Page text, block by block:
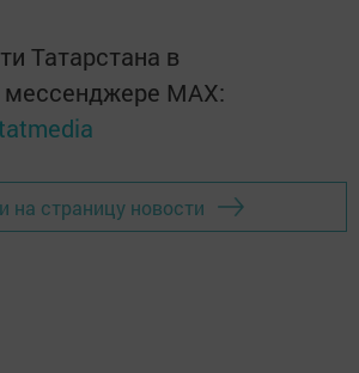
Татарстана в
MАХ:
на страницу новости